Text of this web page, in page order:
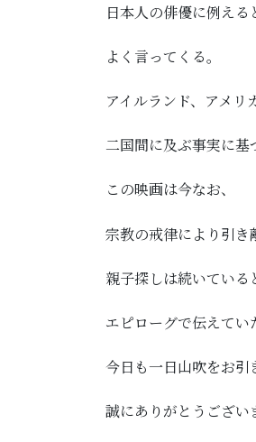
日本人の俳優に例える
よく言ってくる。
アイルランド、アメリ
二国間に及ぶ事実に基
この映画は今なお、
宗教の戒律により引き
親子探しは続いている
エピローグで伝えてい
今日も一日山吹をお引
誠にありがとうござい